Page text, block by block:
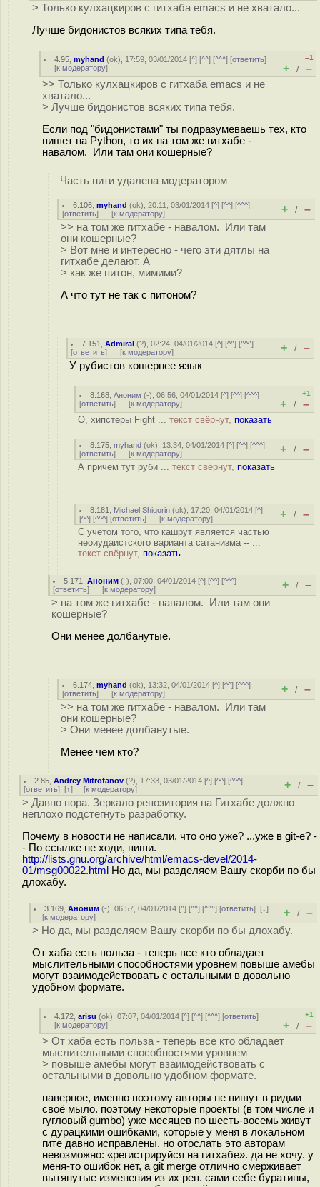
> Только кулхацкиров с гитхаба emacs и не хватало...
Лучше бидонистов всяких типа тебя.
4.95 ,myhand (ok), 17:59, 03/01/2014 [^] [^^] [^^^] [ответить]
[к модератору]
–1
+ / –
>> Только кулхацкиров с гитхаба emacs и не
хватало...
> Лучше бидонистов всяких типа тебя.
Если под "бидонистами" ты подразумеваешь тех, кто
пишет на Python, то их на том же гитхабе -
навалом. Или там они кошерные?
Часть нити удалена модератором
6.106 ,myhand (ok), 20:11, 03/01/2014 [^] [^^] [^^^]
[ответить] [к модератору] + / –
>> на том же гитхабе - навалом. Или там
они кошерные?
> Вот мне и интересно - чего эти дятлы на
гитхабе делают. А
> как же питон, мимими?
А что тут не так с питоном?
7.151 ,Admiral (?), 02:24, 04/01/2014 [^] [^^] [^^^]
[ответить] [к модератору] + / –
У рубистов кошернее язык
8.168 ,Аноним (-), 06:56, 04/01/2014 [^] [^^] [^^^]
[ответить] [к модератору]
+1
+ / –
О, хипстеры Fight ... текст свёрнут, показать
8.175 ,myhand (ok), 13:34, 04/01/2014 [^] [^^] [^^^]
[ответить] [к модератору] + / –
А причем тут руби ... текст свёрнут, показать
8.181 Michael Shigorin (ok), 17:20, 04/01/2014 [^]
[^^] [^^^] [ответить] [к модератору] + / –
С учётом того, что кашрут является частью
неоиудаистского варианта сатанизма -- ...
текст свёрнут, показать
5.171 ,Аноним (-), 07:00, 04/01/2014 [^] [^^] [^^^]
[ответить] [к модератору] + / –
> на том же гитхабе - навалом. Или там они
кошерные?
Они менее долбанутые.
6.174 ,myhand (ok), 13:32, 04/01/2014 [^] [^^] [^^^]
[ответить] [к модератору] + / –
>> на том же гитхабе - навалом. Или там
они кошерные?
> Они менее долбанутые.
Менее чем кто?
2.85 ,Andrey Mitrofanov (?), 17:33, 03/01/2014 [^] [^^] [^^^]
[ответить] [↑] [к модератору] + / –
> Давно пора. Зеркало репозитория на Гитхабе должно
неплохо подстегнуть разработку.
Почему в новости не написали, что оно уже? ...уже в git-е? -
- По ссылке не ходи, пиши.
http://lists.gnu.org/archive/html/emacs-devel/2014-
01/msg00022.html
Но да, мы разделяем Вашу скорби по бы
длохабу.
3.169 ,Аноним (-), 06:57, 04/01/2014 [^] [^^] [^^^] [ответить][↓]
[к модератору] + / –
> Но да, мы разделяем Вашу скорби по бы длохабу.
От хаба есть польза - теперь все кто обладает
мыслительными способностями уровнем повыше амебы
могут взаимодействовать с остальными в довольно
удобном формате.
4.172 ,arisu (ok), 07:07, 04/01/2014 [^] [^^] [^^^] [ответить]
[к модератору]
+1
+ / –
> От хаба есть польза - теперь все кто обладает
мыслительными способностями уровнем
> повыше амебы могут взаимодействовать с
остальными в довольно удобном формате.
наверное, именно поэтому авторы не пишут в ридми
своё мыло. поэтому некоторые проекты (в том числе и
гугловый gumbo) уже месяцев по шесть-восемь живут
с дурацкими ошибками, которые у меня в локальном
гите давно исправлены. но отослать это авторам
невозможно: «регистрируйся на гитхабе». да не хочу. у
меня-то ошибок нет, а git merge отлично смерживает
вытянутые изменения из их реп. сами себе буратины,